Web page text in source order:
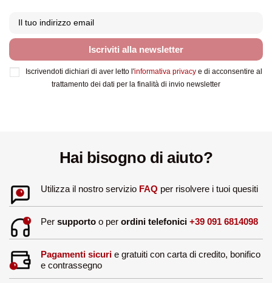
Iscriviti alla newsletter
Iscrivendoti dichiari di aver letto l'informativa privacy e di acconsentire al
trattamento dei dati per la finalità di invio newsletter
Hai bisogno di aiuto?
Utilizza il nostro servizio FAQ per risolvere i tuoi quesiti
Per supportoo per ordini telefonici +39 091 6814098
Pagamenti sicurie gratuiti con carta di credito, bonifico
e contrassegno